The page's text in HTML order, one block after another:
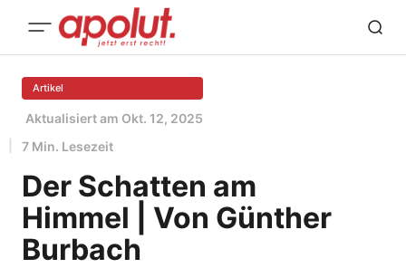
Artikel
Aktualisiert am Okt. 12, 2025
7 Min. Lesezeit
Der Schatten am
Himmel | Von Günther
Burbach